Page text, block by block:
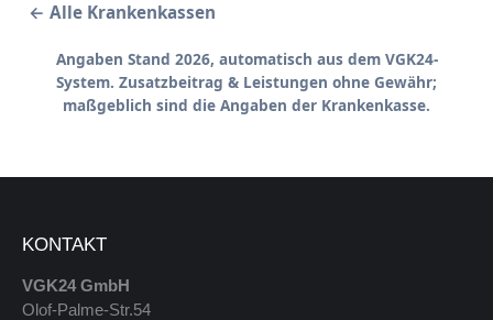
← Alle Krankenkassen
Angaben Stand 2026, automatisch aus dem VGK24-
System. Zusatzbeitrag & Leistungen ohne Gewähr;
maßgeblich sind die Angaben der Krankenkasse.
KONTAKT
VGK24 GmbH
Olof-Palme-Str.54